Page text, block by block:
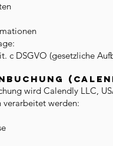
c DSGVO (gesetzliche
wird Calendly LLC,
verarbeitet werden: